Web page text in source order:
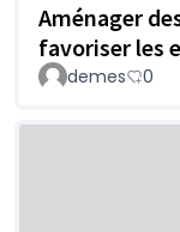
Aménager
favoriser les
demes 0